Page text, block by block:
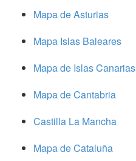
Mapa de Asturias
Mapa Islas Baleares
Mapa de Islas Canarias
Mapa de Cantabria
Castilla La Mancha
Mapa de Cataluña